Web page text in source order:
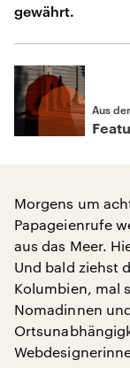
gewährt.
Aus
Morgens um
Papageienrufe
aus das Meer.
Und bald ziehst
Kolumbien, mal
Nomadinnen